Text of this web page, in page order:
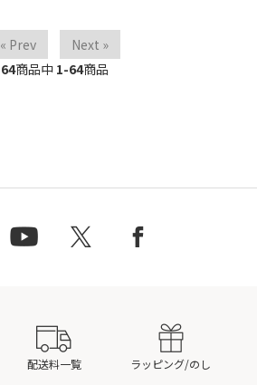
« Prev
Next »
64商品中 1-64商品
配送料一覧 ラッピング/のし